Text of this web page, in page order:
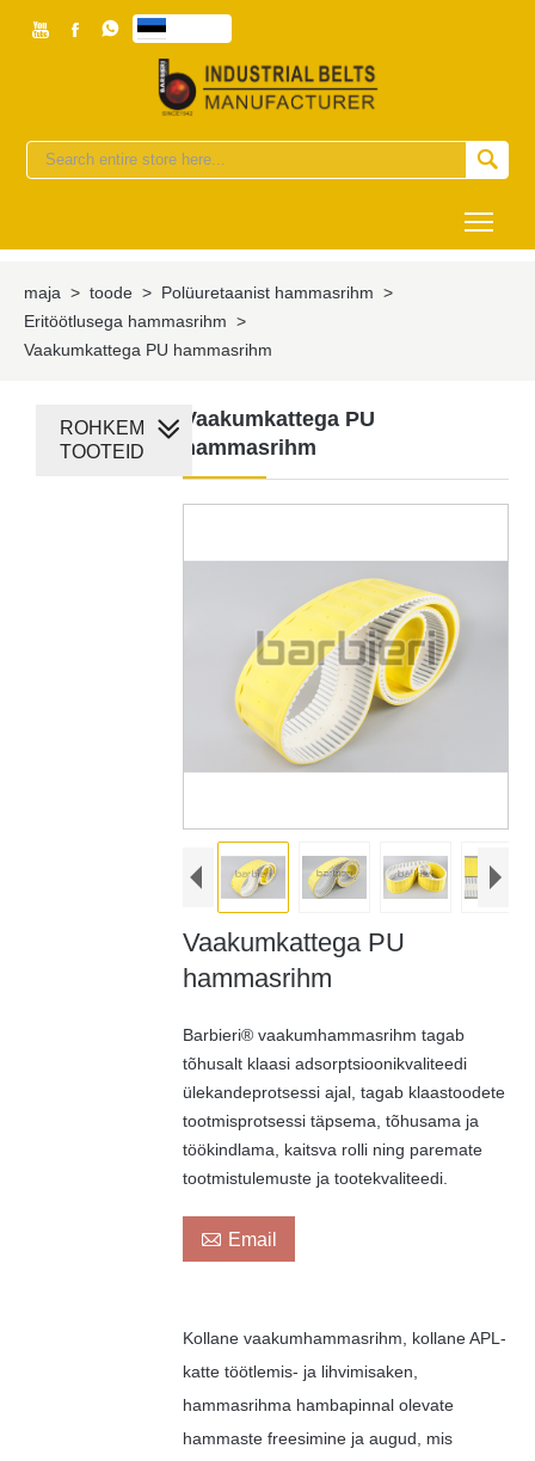
  

maja > toode > Polüuretaanist hammasrihm >
Eritöötlusega hammasrihm >
Vaakumkattega PU hammasrihm
Vaakumkattega PU
hammasrihm
Vaakumkattega PU
hammasrihm
Barbieri® vaakumhammasrihm tagab
tõhusalt klaasi adsorptsioonikvaliteedi
ülekandeprotsessi ajal, tagab klaastoodete
tootmisprotsessi täpsema, tõhusama ja
töökindlama, kaitsva rolli ning paremate
tootmistulemuste ja tootekvaliteedi.
 Email
Kollane vaakumhammasrihm, kollane APL-
katte töötlemis- ja lihvimisaken,
hammasrihma hambapinnal olevate
hammaste freesimine ja augud, mis
ROHKEM
TOOTEID